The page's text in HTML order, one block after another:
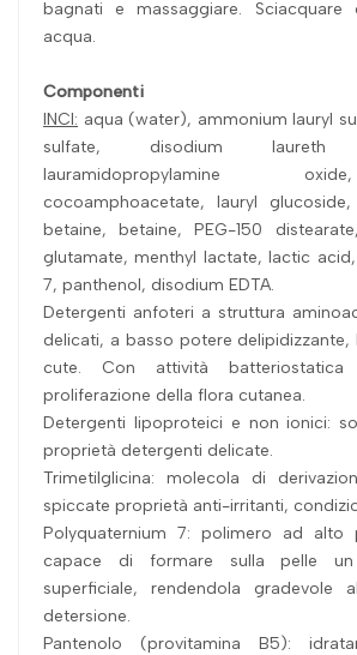
bagnati e massaggiare. Sciacquare
acqua.
Componenti
INCI: aqua (water), ammonium lauryl
sulfate, disodium laureth
lauramidopropylamine
cocoamphoacetate, lauryl
betaine, betaine, PEG-150
glutamate, menthyl lactate, lactic
7, panthenol, disodium EDTA.
Detergenti anfoteri a struttura
delicati, a basso potere delipidizzante,
cute. Con attività batteriostatica
proliferazione della flora cutanea.
Detergenti lipoproteici e non ionici:
proprietà detergenti delicate.
Trimetilglicina: molecola di
spiccate proprietà anti-irritanti,
Polyquaternium 7: polimero ad alto
capace di formare sulla pelle
superficiale, rendendola
detersione.
Pantenolo (provitamina B5):